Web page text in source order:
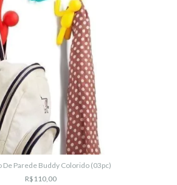
De Parede Buddy Colorido (03pc)
R$110,00